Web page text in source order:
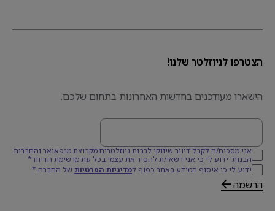
הצטרפו לניוזלטר שלנו!
הישארו מעודכנים בחדשות האחרונות בתחום שלכם.
דוא׳׳ל
אני מסכים/ה לקבל דיוור שיווקי לרבות ניוזלטרים מקבוצת מנפאואר והחברות
הבנות. ידוע לי כי אני רשאי/ת להסיר את עצמי בכל עת מרשימת הדיוור*
ידוע לי כי איסוף המידע באתר כפוף למדיניות הפרטיות של החברה.*
הרשמה